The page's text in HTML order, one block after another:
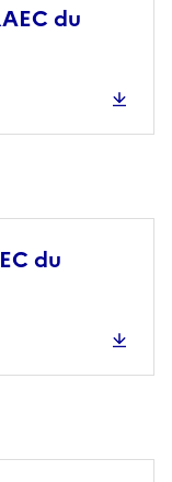
du
du